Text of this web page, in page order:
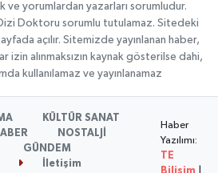
ve yorumlardan yazarları sorumludur.
Doktoru sorumlu tutulamaz. Sitedeki
açılır. Sitemizde yayınlanan haber,
izin alınmaksızın kaynak gösterilse dahi,
kullanılamaz ve yayınlanamaz
KÜLTÜR SANAT
NOSTALJİ
GÜNDEM
İletişim
Haber
Yazılımı:
TE
Bilişim